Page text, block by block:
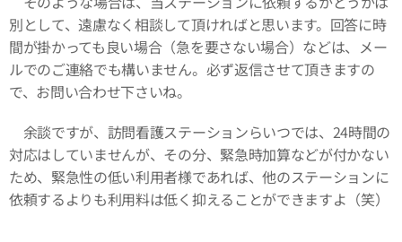
別として、遠慮なく相談して頂ければと思います。回答に時
間が掛かっても良い場合（急を要さない場合）などは、メー
ルでのご連絡でも構いません。必ず返信させて頂きますの
で、お問い合わせ下さいね。
余談ですが、訪問看護ステーションらいつでは、24時間の
対応はしていませんが、その分、緊急時加算などが付かない
ため、緊急性の低い利用者様であれば、他のステーションに
依頼するよりも利用料は低く抑えることができますよ（笑）